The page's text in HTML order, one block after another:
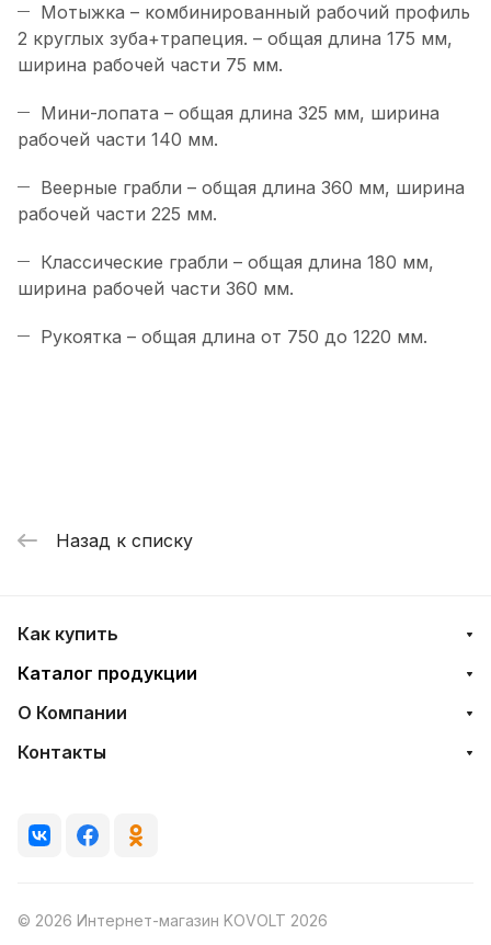
Мотыжка – комбинированный рабочий профиль
2 круглых зуба+трапеция. – общая длина 175 мм,
ширина рабочей части 75 мм.
Мини-лопата – общая длина 325 мм, ширина
рабочей части 140 мм.
Веерные грабли – общая длина 360 мм, ширина
рабочей части 225 мм.
Классические грабли – общая длина 180 мм,
ширина рабочей части 360 мм.
Рукоятка – общая длина от 750 до 1220 мм.
Назад к списку
Как купить
Каталог продукции
О Компании
Контакты
© 2026 Интернет-магазин KOVOLT 2026